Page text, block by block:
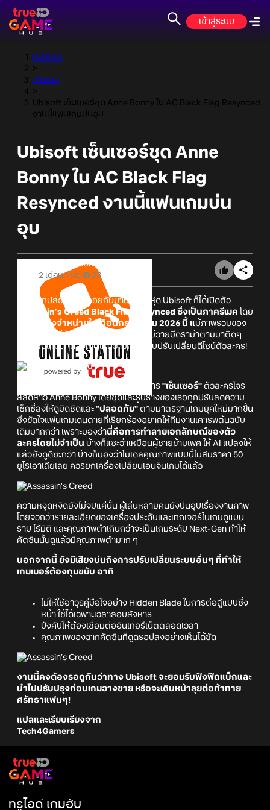
เข้าสู่ระบบ
หน้าแรก
>
ข่าวเกม
>
Ubisoft เซ็นเซอร์ชุด Anne Bonny ใน AC Black Flag Resynced
งานนี้แฟนเกมบ่นอุบ
Ubisoft เซ็นเซอร์ชุด Anne
Bonny ใน AC Black Flag
Resynced งานนี้แฟนเกมบ่น
อุบ
Online Station
2 เดือนที่แล้ว
23
หลังจากปล่อยให้รอคอยกันมานาน ล่าสุด Ubisoft ก็ได้เปิดตัว
Assassin’s Creed Black Flag Resynced ซึ่งเป็นภาครีเมค โดย
วางจำหน่ายในเดือนกรกฎาคม 2026 นี้ แม้ภาพรวมของ
ตัวอย่างจะได้รับเสียงตอบรับที่ดี แต่ก็ไม่วายมีดราม่าตามมาติดๆ
เมื่อแฟนเกมตาดีสังเกตเห็นว่ามีการแอบปรับเปลี่ยนดีไซน์ตัวละคร!
ประเด็นร้อนที่ถูกวิจารณ์หนักที่สุดคือการ "เซ็นเซอร์" ตัวละครโจร
สลัดสาว Anne Bonny โดยชุดและรูปร่างของเธอถูกปรับลดความ
เซ็กซี่ลงให้ดูมิดชิดและ "ปลอดภัย" ตามมาตรฐานเกมยุคใหม่มากขึ้น
ซึ่งขัดใจแฟนเกมเดนตายที่เรียกร้องอยากให้ทีมงานเคารพต้นฉบับ
เดิมมากกว่า เพราะมองว่านี่คือการทำลายเอกลักษณ์ของตัว
ละครโดยไม่จำเป็น บ้างก็แซะว่าเหมือนผู้ชายข้ามเพศ ให้ AI แปลงให้
แล้วยังดูดีซะกว่า บ้างก็มองว่าโมเดลคุณภาพแบบนี้ไม่สมราคา 50
ยูโรเอาเสียเลย ควรยกเครื่องเปลี่ยนเอนจินเกมได้แล้ว
ความหงุดหงิดยังไม่จบแค่นั้น ผู้เล่นหลายคนยังบ่นอุบเรื่องงานภาพ
โดยจวกว่ารายละเอียดของเครื่องประดับและเทกเจอร์ในเกมดูแบน
ราบ ไร้มิติ และคุณภาพต่ำเกินกว่าจะเป็นเกมระดับ Next-Gen ทำให้
คัตซีนนั้นดูแล้วมีคุณภาพต่ำมาก ๆ
นอกจากนี้ ยังมีเสียงบ่นถึงการปรับเปลี่ยนระบบอื่นๆ ที่ทำให้
เกมเมอร์ต้องกุมขมับ อาทิ
ไม่ให้ใช้อาวุธคู่มือใจอย่าง Hidden Blade ในการต่อสู้แบบซึ่ง
หน้า ใช้ได้เฉพาะเวลาลอบสังหาร
บังคับให้ต้องเชื่อมต่ออินเทอร์เน็ตตลอดเวลา
คุณภาพของฉากคัตซีนที่ดูดรอปลงอย่างเห็นได้ชัด
งานนี้คงต้องรอดูกันว่าทาง Ubisoft จะยอมรับฟังฟีดแบ็กและ
นำไปปรับปรุงก่อนเกมวางขาย หรือจะเดินหน้าลุยต่อท้าทาย
ศรัทธาแฟนๆ!
แปลและเรียบเรียงจาก
Tech4Gamers
ทรูไอดี เกมฮับ